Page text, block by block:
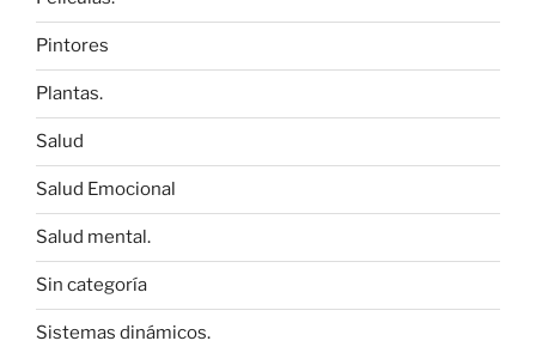
Pintores
Plantas.
Salud
Salud Emocional
Salud mental.
Sin categoría
Sistemas dinámicos.